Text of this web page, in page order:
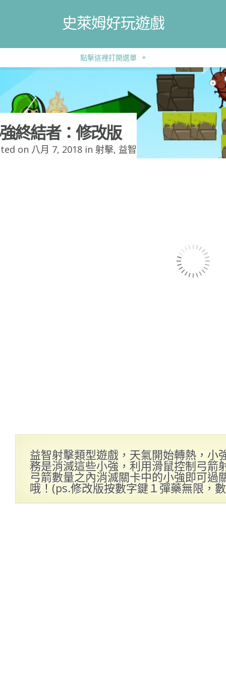
史萊姆好玩遊戲
點擊這裡打開選單 +
終結者：修改版
on 八月 7, 2018 in 射擊, 益智
益智射擊類型遊戲，天氣開始轉熱，小
務是消滅這些小強，利用滑鼠控制弓箭
弓箭數量之內消滅關卡中的小強即可過
哦！(ps.修改版按數字鍵１彈藥無限，